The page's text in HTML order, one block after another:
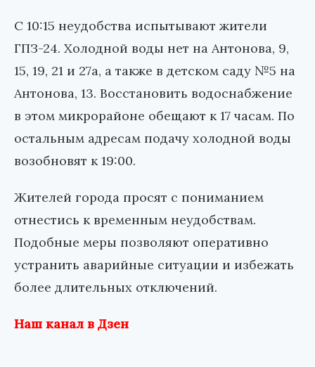
С 10:15 неудобства испытывают жители
ГПЗ-24. Холодной воды нет на Антонова, 9,
15, 19, 21 и 27а, а также в детском саду №5 на
Антонова, 13. Восстановить водоснабжение
в этом микрорайоне обещают к 17 часам. По
остальным адресам подачу холодной воды
возобновят к 19:00.
Жителей города просят с пониманием
отнестись к временным неудобствам.
Подобные меры позволяют оперативно
устранить аварийные ситуации и избежать
более длительных отключений.
Наш канал в Дзен